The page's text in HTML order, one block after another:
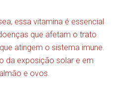
essa vitamina é essencial
que afetam o trato
atingem o sistema imune.
da exposição solar e em
e ovos.